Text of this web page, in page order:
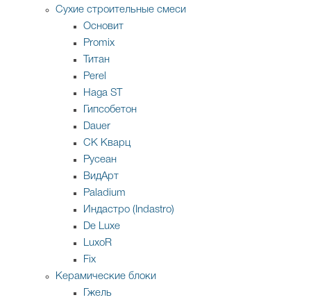
Сухие строительные смеси
Основит
Promix
Титан
Perel
Haga ST
Гипсобетон
Dauer
СК Кварц
Русеан
ВидАрт
Paladium
Индастро (Indastro)
De Luxe
LuxoR
Fix
Керамические блоки
Гжель